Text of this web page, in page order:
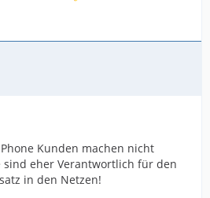
Kunden machen nicht
sind eher Verantwortlich für den
in den Netzen!